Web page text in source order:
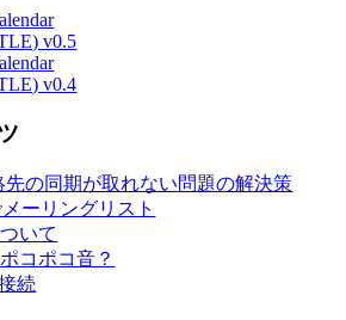
v0.5
v0.4
先の同期が取れない問題の解決策
ーリングリスト
いて
コポコ音？
続